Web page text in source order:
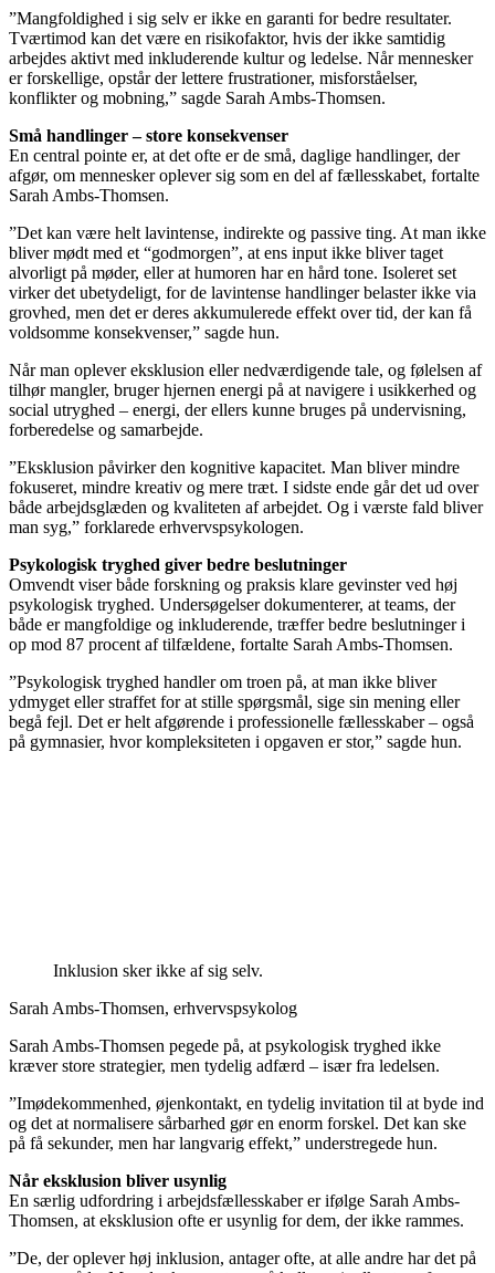
”Mangfoldighed i sig selv er ikke en garanti for bedre resultater.
Tværtimod kan det være en risikofaktor, hvis der ikke samtidig
arbejdes aktivt med inkluderende kultur og ledelse. Når mennesker
er forskellige, opstår der lettere frustrationer, misforståelser,
konflikter og mobning,” sagde Sarah Ambs-Thomsen.
Små handlinger – store konsekvenser
En central pointe er, at det ofte er de små, daglige handlinger, der
afgør, om mennesker oplever sig som en del af fællesskabet, fortalte
Sarah Ambs-Thomsen.
”Det kan være helt lavintense, indirekte og passive ting. At man ikke
bliver mødt med et “godmorgen”, at ens input ikke bliver taget
alvorligt på møder, eller at humoren har en hård tone. Isoleret set
virker det ubetydeligt, for de lavintense handlinger belaster ikke via
grovhed, men det er deres akkumulerede effekt over tid, der kan få
voldsomme konsekvenser,” sagde hun.
Når man oplever eksklusion eller nedværdigende tale, og følelsen af
tilhør mangler, bruger hjernen energi på at navigere i usikkerhed og
social utryghed – energi, der ellers kunne bruges på undervisning,
forberedelse og samarbejde.
”Eksklusion påvirker den kognitive kapacitet. Man bliver mindre
fokuseret, mindre kreativ og mere træt. I sidste ende går det ud over
både arbejdsglæden og kvaliteten af arbejdet. Og i værste fald bliver
man syg,” forklarede erhvervspsykologen.
Psykologisk tryghed giver bedre beslutninger
Omvendt viser både forskning og praksis klare gevinster ved høj
psykologisk tryghed. Undersøgelser dokumenterer, at teams, der
både er mangfoldige og inkluderende, træffer bedre beslutninger i
op mod 87 procent af tilfældene, fortalte Sarah Ambs-Thomsen.
”Psykologisk tryghed handler om troen på, at man ikke bliver
ydmyget eller straffet for at stille spørgsmål, sige sin mening eller
begå fejl. Det er helt afgørende i professionelle fællesskaber – også
på gymnasier, hvor kompleksiteten i opgaven er stor,” sagde hun.
Inklusion sker ikke af sig selv.
Sarah Ambs-Thomsen, erhvervspsykolog
Sarah Ambs-Thomsen pegede på, at psykologisk tryghed ikke
kræver store strategier, men tydelig adfærd – især fra ledelsen.
”Imødekommenhed, øjenkontakt, en tydelig invitation til at byde ind
og det at normalisere sårbarhed gør en enorm forskel. Det kan ske
på få sekunder, men har langvarig effekt,” understregede hun.
Når eksklusion bliver usynlig
En særlig udfordring i arbejdsfællesskaber er ifølge Sarah Ambs-
Thomsen, at eksklusion ofte er usynlig for dem, der ikke rammes.
”De, der oplever høj inklusion, antager ofte, at alle andre har det på